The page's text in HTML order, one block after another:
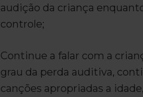
audição da criança
controle;
Continue a falar com a
grau da perda auditiva,
canções apropriadas a